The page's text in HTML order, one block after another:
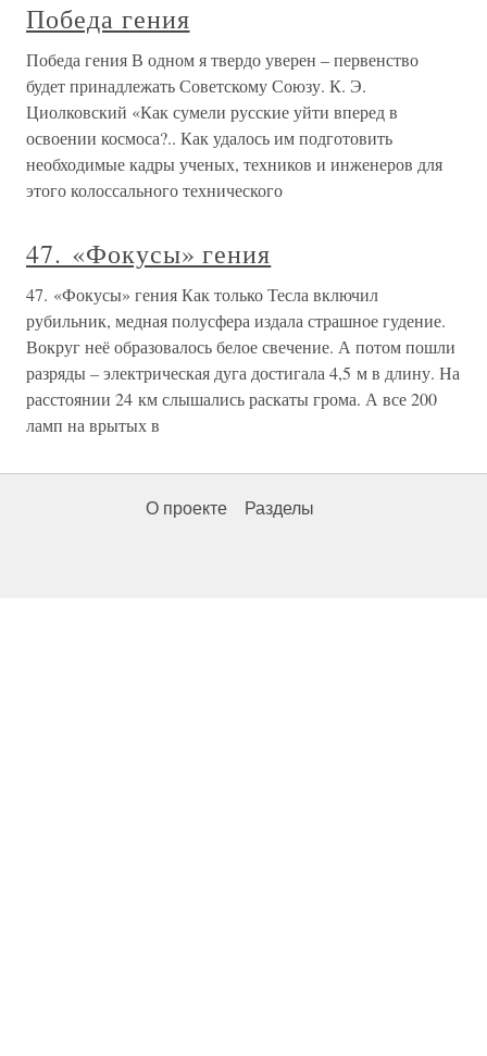
Победа гения
Победа гения В одном я твердо уверен – первенство
будет принадлежать Советскому Союзу. К. Э.
Циолковский «Как сумели русские уйти вперед в
освоении космоса?.. Как удалось им подготовить
необходимые кадры ученых, техников и инженеров для
этого колоссального технического
47. «Фокусы» гения
47. «Фокусы» гения Как только Тесла включил
рубильник, медная полусфера издала страшное гудение.
Вокруг неё образовалось белое свечение. А потом пошли
разряды – электрическая дуга достигала 4,5 м в длину. На
расстоянии 24 км слышались раскаты грома. А все 200
ламп на врытых в
О проекте Разделы